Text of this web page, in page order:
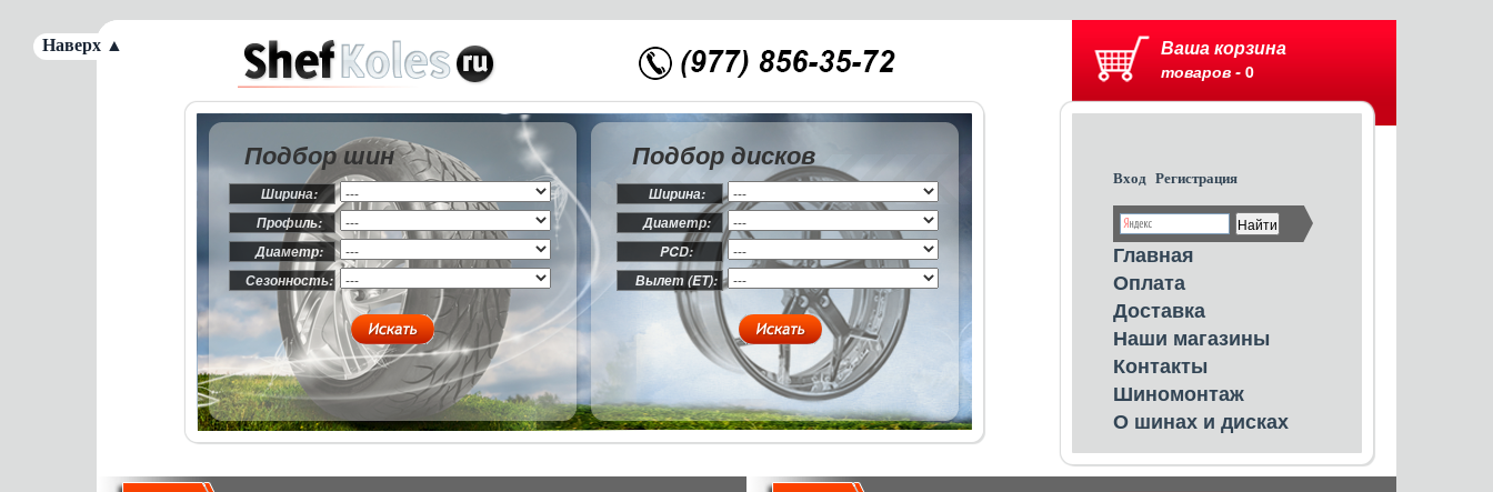
Ваша корзина
товаров - 0
Вход Регистрация
Главная
Оплата
Доставка
Наши магазины
Контакты
Шиномонтаж
О шинах и дисках
Подбор шин
Ширина:
Профиль:
Диаметр:
Сезонность:
Подбор дисков
Ширина:
Диаметр:
PCD:
Вылет (ET):
Наверх ▲